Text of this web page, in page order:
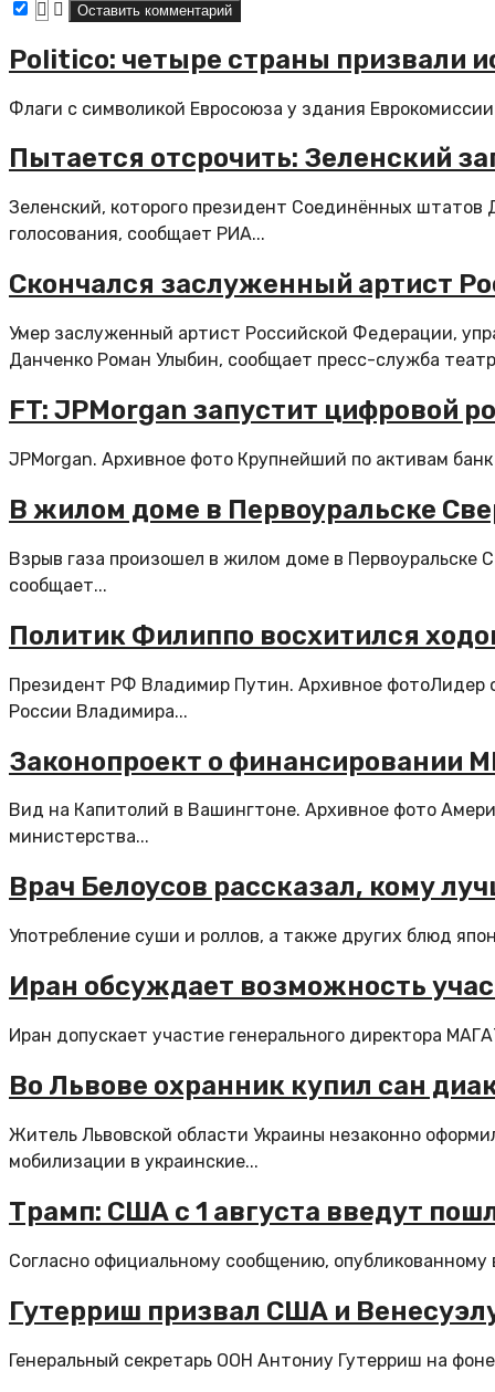
Politico: четыре страны призвали
Флаги с символикой Евросоюза у здания
Пытается отсрочить: Зеленский
Зеленский, которого президент Соединённых штатов
голосования, сообщает РИА...
Скончался заслуженный артист
Умер заслуженный артист Российской Федерации,
Данченко Роман Улыбин, сообщает пресс-служба
FT: JPMorgan запустит цифровой
JPMorgan. Архивное фото Крупнейший по активам
В жилом доме в Первоуральске
Взрыв газа произошел в жилом доме в Первоуральске
сообщает...
Политик Филиппо восхитился
Президент РФ Владимир Путин. Архивное фотоЛидер
России Владимира...
Законопроект о финансировании
Вид на Капитолий в Вашингтоне. Архивное фото
министерства...
Врач Белоусов рассказал, кому
Употребление суши и роллов, а также других блюд
Иран обсуждает возможность
Иран допускает участие генерального директора
Во Львове охранник купил сан
Житель Львовской области Украины незаконно
мобилизации в украинские...
Трамп: США с 1 августа введут
Согласно официальному сообщению,
Гутерриш призвал США и
Генеральный секретарь ООН Антониу Гутерриш на